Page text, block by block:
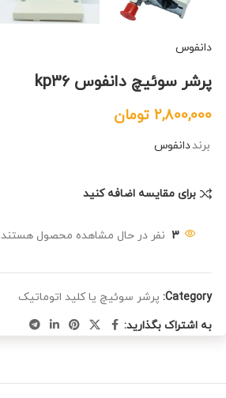
دانفوس
پرشر سوئیچ دانفوس kp36
2,800,000 تومان
برنددانفوس
برای مقایسه اضافه کنید
3 نفر در حال مشاهده محصول هستند
Category: پرشر سوئیچ یا کلید اتوماتیک
به اشتراک بگذارید: